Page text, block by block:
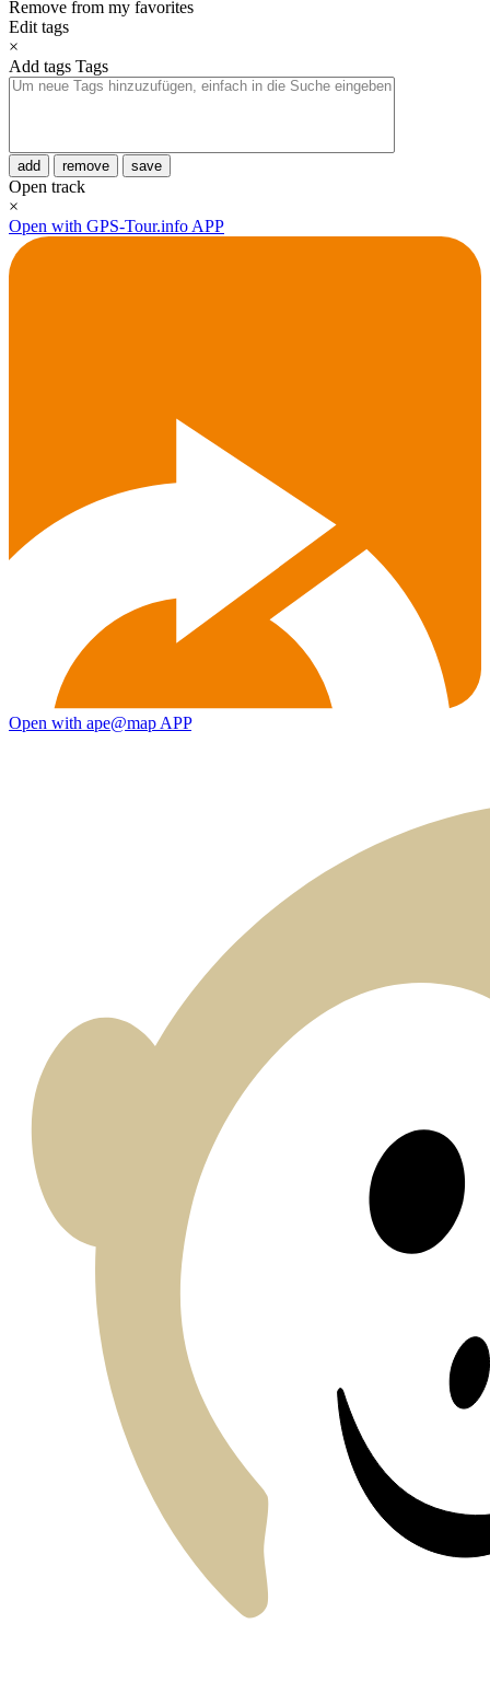
Remove from my favorites
Edit tags
×
Add tags Tags
add remove save
Open track
×
Open with GPS-Tour.info APP
Open with ape@map APP